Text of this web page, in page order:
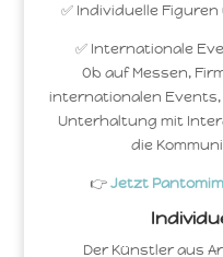
✅ Individuelle
✅ Internationale
Ob auf Messen,
internationalen
Unterhaltung mit
die
👉Jetzt
Der Künstler aus